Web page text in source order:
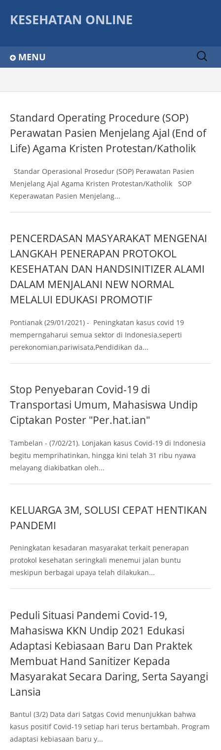
KESEHATAN ONLINE
MENU
Info Lowongan
Ragam Artikel
Kelas Kita
Tenaga Kesehatan
SPO
Sear
ch
Standard Operating Procedure (SOP)
Perawatan Pasien Menjelang Ajal (End of
Life) Agama Kristen Protestan/Katholik
Standar Operasional Prosedur (SOP) Perawatan Pasien
Menjelang Ajal Agama Kristen Protestan/Katholik SOP
Keperawatan Pasien Menjelang...
PENCERDASAN MASYARAKAT MENGENAI
LANGKAH PENERAPAN PROTOKOL
KESEHATAN DAN HANDSINITIZER ALAMI
DALAM MENJALANI NEW NORMAL
MELALUI EDUKASI PROMOTIF
Pontianak (29/01/2021) - Peningkatan kasus covid 19
memperngaharui semua sektor di Indonesia,seperti
perekonomian,pariwisata,Pendidikan da...
Stop Penyebaran Covid-19 di
Transportasi Umum, Mahasiswa Undip
Ciptakan Poster "Per.hat.ian"
Tambelan - (7/02/21). Lonjakan kasus Covid-19 di Indonesia
begitu memprihatinkan, hingga kini telah 31 ribu nyawa
melayang diakibatkan oleh...
KELUARGA 3M, SOLUSI CEPAT HENTIKAN
PANDEMI
Peningkatan kesadaran masyarakat terkait penerapan
protokol kesehatan seringkali menemui jalan buntu
meskipun berbagai upaya telah dilakukan...
Peduli Situasi Pandemi Covid-19,
Mahasiswa KKN Undip 2021 Edukasi
Adaptasi Kebiasaan Baru Dan Praktek
Membuat Hand Sanitizer Kepada
Masyarakat Secara Daring, Serta Sayangi
Lansia
Bantul (3/2) Data dari Satgas Covid menunjukkan bahwa
kasus positif Covid-19 setiap hari terus bertambah. Program
adaptasi kebiasaan baru y...